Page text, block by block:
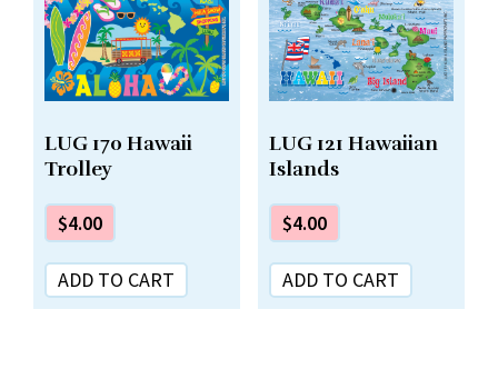
LUG 170 Hawaii
Trolley
$4.00
ADD TO CART
LUG 121 Hawaiian
Islands
$4.00
ADD TO CART